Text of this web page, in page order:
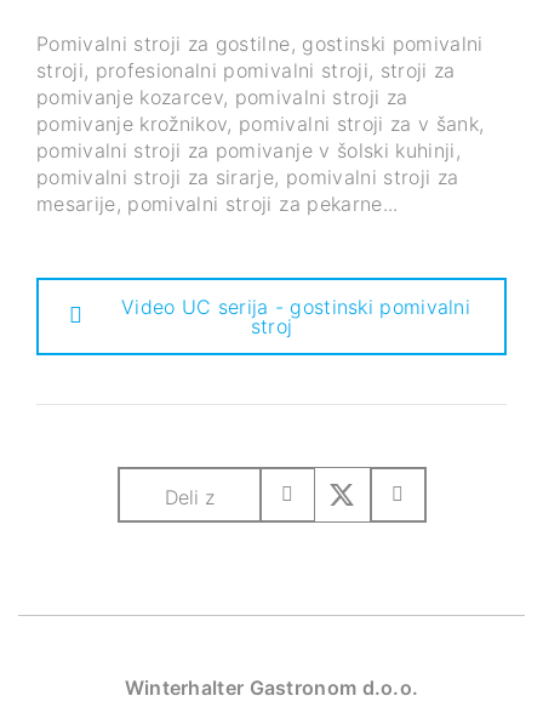
Pomivalni stroji za gostilne, gostinski pomivalni
stroji, profesionalni pomivalni stroji, stroji za
pomivanje kozarcev, pomivalni stroji za
pomivanje krožnikov, pomivalni stroji za v šank,
pomivalni stroji za pomivanje v šolski kuhinji,
pomivalni stroji za sirarje, pomivalni stroji za
mesarije, pomivalni stroji za pekarne...
Video UC serija - gostinski pomivalni
stroj
Deli z
Winterhalter Gastronom d.o.o.